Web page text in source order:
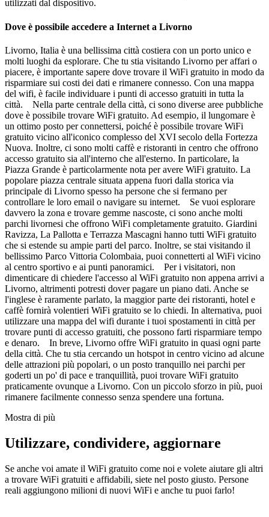
utilizzati dal dispositivo.
Dove è possibile accedere a Internet a Livorno
Livorno, Italia è una bellissima città costiera con un porto unico e
molti luoghi da esplorare. Che tu stia visitando Livorno per affari o
piacere, è importante sapere dove trovare il WiFi gratuito in modo da
risparmiare sui costi dei dati e rimanere connesso. Con una mappa
del wifi, è facile individuare i punti di accesso gratuiti in tutta la
città. Nella parte centrale della città, ci sono diverse aree pubbliche
dove è possibile trovare WiFi gratuito. Ad esempio, il lungomare è
un ottimo posto per connettersi, poiché è possibile trovare WiFi
gratuito vicino all'iconico complesso del XVI secolo della Fortezza
Nuova. Inoltre, ci sono molti caffè e ristoranti in centro che offrono
accesso gratuito sia all'interno che all'esterno. In particolare, la
Piazza Grande è particolarmente nota per avere WiFi gratuito. La
popolare piazza centrale situata appena fuori dalla storica via
principale di Livorno spesso ha persone che si fermano per
controllare le loro email o navigare su internet. Se vuoi esplorare
davvero la zona e trovare gemme nascoste, ci sono anche molti
parchi livornesi che offrono WiFi completamente gratuito. Giardini
Ravizza, La Pallotta e Terrazza Mascagni hanno tutti WiFi gratuito
che si estende su ampie parti del parco. Inoltre, se stai visitando il
bellissimo Parco Vittoria Colombaia, puoi connetterti al WiFi vicino
al centro sportivo e ai punti panoramici. Per i visitatori, non
dimenticare di chiedere l'accesso al WiFi gratuito non appena arrivi a
Livorno, altrimenti potresti dover pagare un piano dati. Anche se
l'inglese è raramente parlato, la maggior parte dei ristoranti, hotel e
caffè fornirà volentieri WiFi gratuito se lo chiedi. In alternativa, puoi
utilizzare una mappa del wifi durante i tuoi spostamenti in città per
trovare punti di accesso gratuiti, che possono farti risparmiare tempo
e denaro. In breve, Livorno offre WiFi gratuito in quasi ogni parte
della città. Che tu stia cercando un hotspot in centro vicino ad alcune
delle attrazioni più popolari, o un posto tranquillo nei parchi per
goderti un po' di pace e tranquillità, puoi trovare WiFi gratuito
praticamente ovunque a Livorno. Con un piccolo sforzo in più, puoi
rimanere facilmente connesso senza spendere una fortuna.
Mostra di più
Utilizzare, condividere, aggiornare
Se anche voi amate il WiFi gratuito come noi e volete aiutare gli altri
a trovare WiFi gratuiti e affidabili, siete nel posto giusto. Persone
reali aggiungono milioni di nuovi WiFi e anche tu puoi farlo!